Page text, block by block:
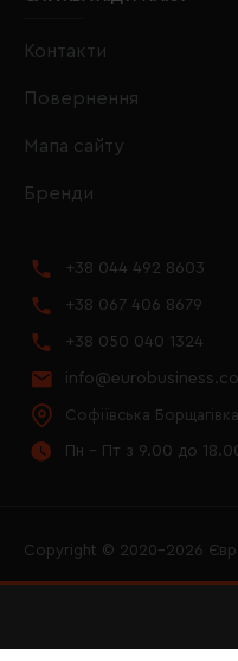
Контакти
Повернення
Мапа сайту
Бренди
+38 044 492 8603
+38 067 406 8679
+38 050 040 1324
Софіївська
Пн - Пт з 9.00 до
Copyright © 2020–2026
LOGO ЄВРОБІЗНЕС